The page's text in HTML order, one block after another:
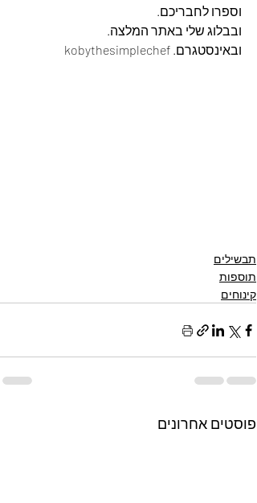
וספרו לחבריכם.
ובבלוג שלי באתר המלצה.
ובאינסטגרם. kobythesimplechef
תבשילים
תוספות
קינוחים
פוסטים אחרונים